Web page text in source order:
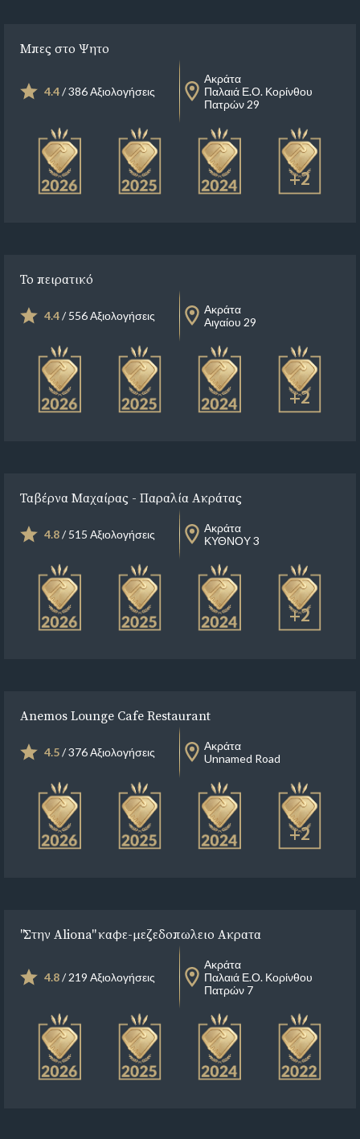
Μπες στο Ψητο
4.4/ 386 Αξιολογήσεις
Ακράτα
Παλαιά Ε.Ο. Κορίνθου
Πατρών 29
+2
Το πειρατικό
4.4/ 556 Αξιολογήσεις
Ακράτα
Αιγαίου 29
+2
Ταβέρνα Μαχαίρας - Παραλία Ακράτας
4.8/ 515 Αξιολογήσεις
Ακράτα
ΚΥΘΝΟΥ 3
+2
Anemos Lounge Cafe Restaurant
4.5/ 376 Αξιολογήσεις
Ακράτα
Unnamed Road
+2
"Στην Aliona" καφε-μεζεδοπωλειο Ακρατα
4.8/ 219 Αξιολογήσεις
Ακράτα
Παλαιά Ε.Ο. Κορίνθου
Πατρών 7